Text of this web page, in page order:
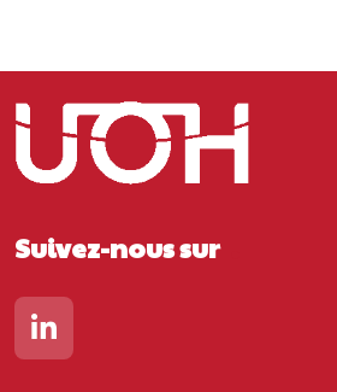
Suivez-nous sur
Lien vers notre page Linkedin